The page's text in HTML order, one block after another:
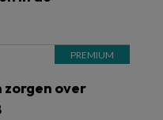
zorgen over